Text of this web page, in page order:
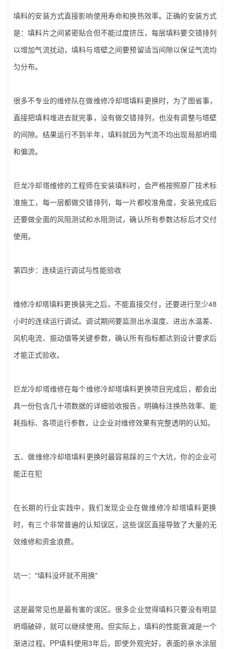
填料的安装方式直接影响使用寿命和换热效率。正确的安装方式
是：填料片之间紧密贴合但不能过度挤压，每层填料要交错排列
以增加气流扰动，填料与塔壁之间要预留适当间隙以保证气流均
匀分布。
很多不专业的维修队在做‌维修冷却塔填料更换‌时，为了图省事，
直接把填料堆进去就完事，没有做交错排列，也没有调整与塔壁
的间隙。结果运行不到半年，填料就因为气流不均出现局部坍塌
和偏流。
巨龙冷却塔维修的工程师在安装填料时，会严格按照原厂技术标
准施工，每一层都做交错排列，每一片都校准角度，安装完成后
还要做全面的风阻测试和水阻测试，确认所有参数达标后才交付
使用。
第四步：连续运行调试与性能验收
维修冷却塔填料更换‌装完之后，不能直接交付，还要进行至少48
小时的连续运行调试。调试期间要监测出水温度、进出水温差、
风机电流、振动值等关键参数，确认所有指标都达到设计要求后
才能正式验收。
巨龙冷却塔维修在每个‌维修冷却塔填料更换‌项目完成后，都会出
具一份包含几十项数据的详细验收报告，明确标注换热效率、能
耗指标、各项运行参数，让企业对维修效果有完整透明的认知。
五、做‌维修冷却塔填料更换‌时最容易踩的三个大坑，你的企业可
能正在犯
在长期的行业实践中，我们发现企业在做‌维修冷却塔填料更换‌
时，有三个非常普遍的认知误区，这些误区直接导致了大量的无
效维修和资金浪费。
坑一："填料没坏就不用换"
这是最常见也是最有害的误区。很多企业觉得填料只要没有明显
坍塌破碎，就可以继续使用。但实际上，填料的性能衰减是一个
渐进过程。PP填料使用3年后，即使外观完好，表面的亲水涂层